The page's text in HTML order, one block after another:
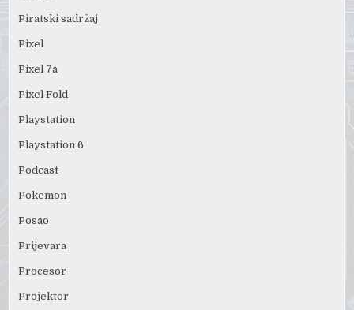
Piratski sadržaj
Pixel
Pixel 7a
Pixel Fold
Playstation
Playstation 6
Podcast
Pokemon
Posao
Prijevara
Procesor
Projektor